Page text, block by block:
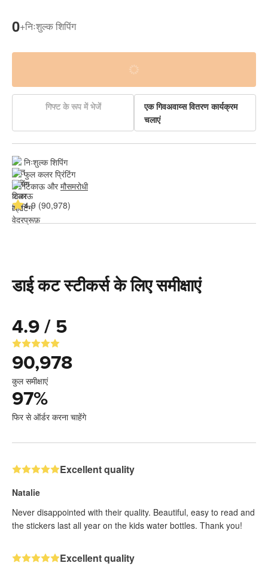
0+निःशुल्क शिपिंग
गिफ्ट के रूप में भेजें
एक गिवअवाय्स वितरण कार्यक्रम
चलाएं
निःशुल्क शिपिंग
फुल कलर प्रिंटिंग
टिकाऊ और मौसमरोधी
4.9 (90,978)
डाई कट स्टीकर्स के लिए समीक्षाएं
4.9 / 5
90,978
कुल समीक्षाएं
97%
फिर से ऑर्डर करना चाहेंगे
Excellent quality
Natalie
Never disappointed with their quality. Beautiful, easy to read and
the stickers last all year on the kids water bottles. Thank you!
Excellent quality